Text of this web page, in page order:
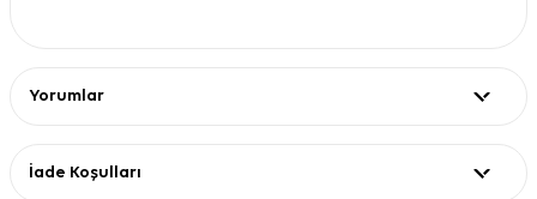
Yorumlar
İade Koşulları